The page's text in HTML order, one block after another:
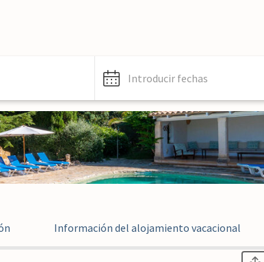
Introducir fechas
Información del alojamiento vacacional